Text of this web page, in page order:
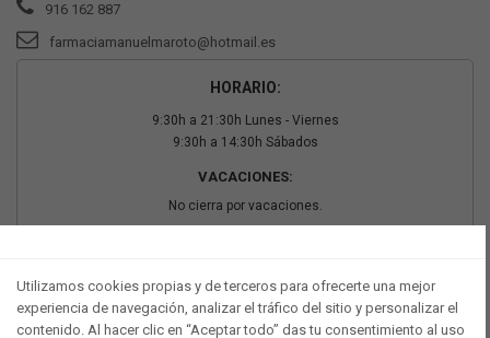
916 162 887
farmaciamanuelmaroto@hotmail.es
HORARIO:
9:30h a 21:30h Lunes - Viernes
9:30h a 14:30h Sábados
VACACIONES:
No cierra por vacaciones.
Utilizamos cookies propias y de terceros para ofrecerte una mejor
experiencia de navegación, analizar el tráfico del sitio y personalizar el
contenido. Al hacer clic en “Aceptar todo” das tu consentimiento al uso